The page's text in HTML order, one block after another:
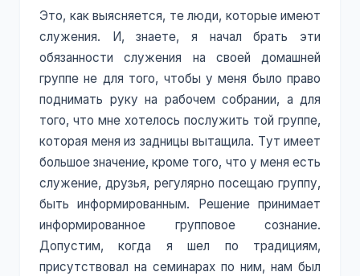
Это, как выясняется, те люди, которые имеют
служения. И, знаете, я начал брать эти
обязанности служения на своей домашней
группе не для того, чтобы у меня было право
поднимать руку на рабочем собрании, а для
того, что мне хотелось послужить той группе,
которая меня из задницы вытащила. Тут имеет
большое значение, кроме того, что у меня есть
служение, друзья, регулярно посещаю группу,
быть информированным. Решение принимает
информированное групповое сознание.
Допустим, когда я шел по традициям,
присутствовал на семинарах по ним, нам был